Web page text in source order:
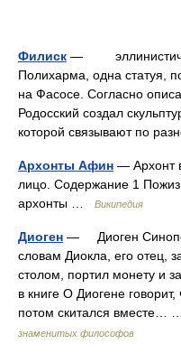
Филиск — эллинистич.
Полихарма, одна статуя,
на Фасосе. Согласно
Родосский создал
которой связывают по
Архонты Афин — Архонт
лицо. Содержание 1
архонты …
Википедия
Диоген — Диоген
словам Диокла, его отец,
столом, портил монету и
в книге О Диогене
потом скитался вместе…
знаменитых философов